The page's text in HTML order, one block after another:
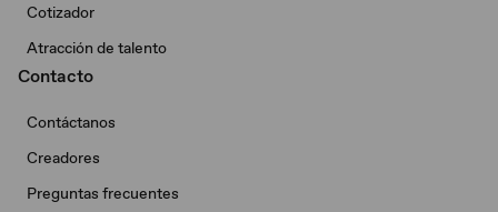
Cotizador
Atracción de talento
Contacto
Contáctanos
Creadores
Preguntas frecuentes